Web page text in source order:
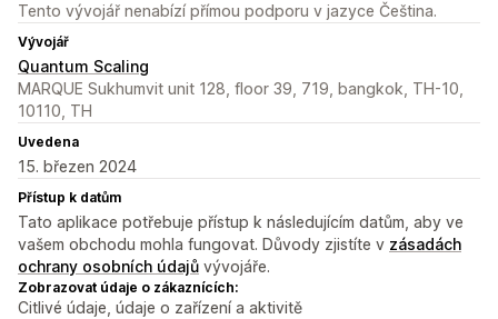
Tento vývojář nenabízí přímou podporu v jazyce Čeština.
Vývojář
Quantum Scaling
MARQUE Sukhumvit unit 128, floor 39, 719, bangkok, TH-10,
10110, TH
Uvedena
15. březen 2024
Přístup k datům
Tato aplikace potřebuje přístup k následujícím datům, aby ve
vašem obchodu mohla fungovat. Důvody zjistíte v zásadách
ochrany osobních údajů vývojáře.
Zobrazovat údaje o zákaznících:
Citlivé údaje, údaje o zařízení a aktivitě